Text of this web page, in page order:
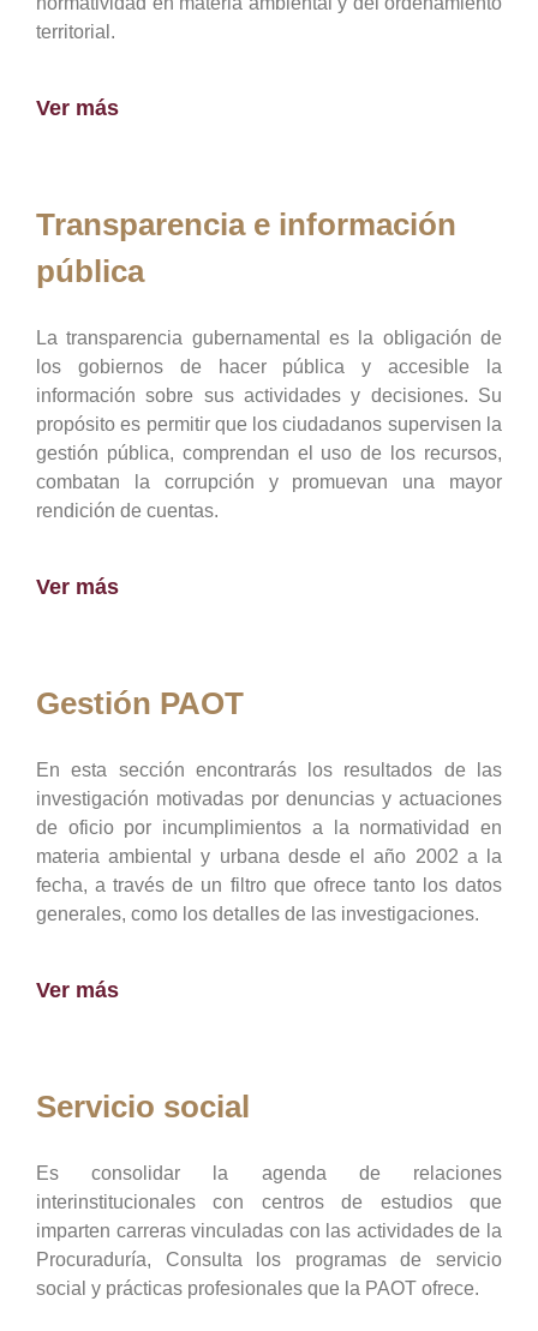
territorial.
Ver más
Transparencia e información
pública
La transparencia gubernamental es la obligación de
los gobiernos de hacer pública y accesible la
información sobre sus actividades y decisiones. Su
propósito es permitir que los ciudadanos supervisen la
gestión pública, comprendan el uso de los recursos,
combatan la corrupción y promuevan una mayor
rendición de cuentas.
Ver más
Gestión PAOT
En esta sección encontrarás los resultados de las
investigación motivadas por denuncias y actuaciones
de oficio por incumplimientos a la normatividad en
materia ambiental y urbana desde el año 2002 a la
fecha, a través de un filtro que ofrece tanto los datos
generales, como los detalles de las investigaciones.
Ver más
Servicio social
Es consolidar la agenda de relaciones
interinstitucionales con centros de estudios que
imparten carreras vinculadas con las actividades de la
Procuraduría, Consulta los programas de servicio
social y prácticas profesionales que la PAOT ofrece.